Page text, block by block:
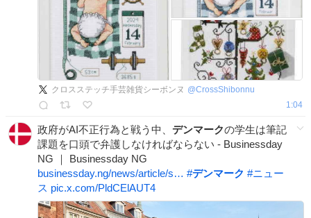
クロスステッチ手芸雑貨シーボンヌ @CrossShibonnu
1:04
政府がAI不正行為と戦う中、 デンマークの学生は筆記
課題を口頭で弁護しなければならない - Businessday
NG ｜ Businessday NG
businessday.ng/news/article/s… #デンマーク #ニュー
ス pic.x.com/PldCElAUT4